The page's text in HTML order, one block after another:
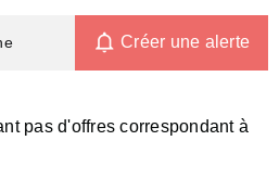
Créer une alerte
pas d'offres correspondant à